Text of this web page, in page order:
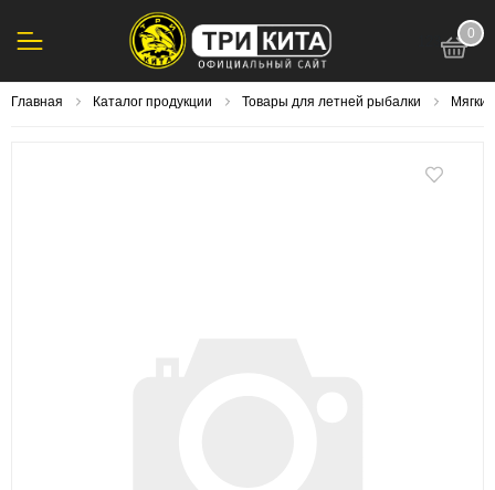
0
Главная Каталог продукции Товары для летней рыбалки